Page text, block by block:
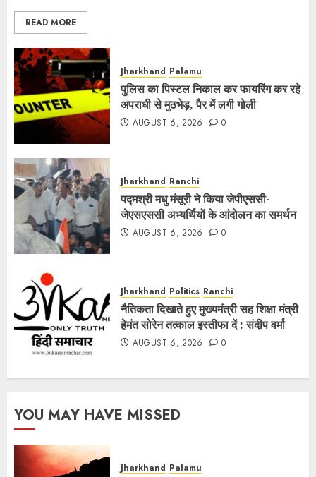
READ MORE
Jharkhand Palamu
पुलिस का पिस्टल निकाल कर फायरिंग कर रहे
अपराधी से मुठभेड़, पैर में लगी गोली
AUGUST 6, 2026 0
Jharkhand Ranchi
पद्मश्री मधु मंसूरी ने किया जेपीएससी-
जेएसएससी अभ्यर्थियों के आंदोलन का समर्थन
AUGUST 6, 2026 0
Jharkhand Politics Ranchi
नैतिकता दिखाते हुए मुख्यमंत्री सह शिक्षा मंत्री
हेमंत सोरेन तत्काल इस्तीफा दें : संदीप वर्मा
AUGUST 6, 2026 0
YOU MAY HAVE MISSED
Jharkhand Palamu